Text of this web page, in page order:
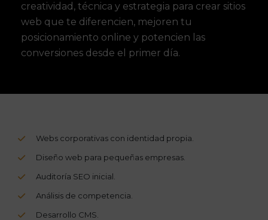
creatividad, técnica y estrategia para crear sitios
web que te diferencien, mejoren tu
posicionamiento online y potencien las
conversiones desde el primer día.
Webs corporativas con identidad propia.
Diseño web para pequeñas empresas.
Auditoría SEO inicial.
Análisis de competencia.
Desarrollo CMS.